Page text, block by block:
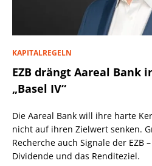
KAPITALREGELN
EZB drängt Aareal Bank
„Basel IV“
Die Aareal Bank will ihre harte
nicht auf ihren Zielwert senken.
Recherche auch Signale der EZB
Dividende und das Renditeziel.